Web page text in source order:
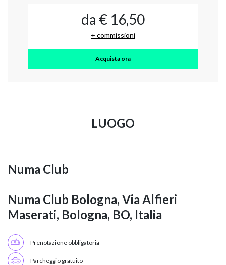
da € 16,50
+ commissioni
Acquista ora
LUOGO
Numa Club
Numa Club Bologna, Via Alfieri
Maserati, Bologna, BO, Italia
Prenotazione obbligatoria
Parcheggio gratuito